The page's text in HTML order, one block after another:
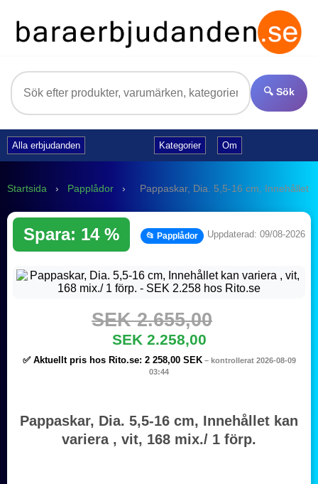
🔍 Sök
Alla erbjudanden Kategorier Om
Startsida › Papplådor › Pappaskar, Dia. 5,5-16 cm, Innehållet
Spara: 14 % 📂 Papplådor Uppdaterad: 09/08-2026
SEK 2.655,00
SEK 2.258,00
✅ Aktuellt pris hos Rito.se: 2 258,00 SEK– kontrollerat 2026-08-09
03:44
Pappaskar, Dia. 5,5-16 cm, Innehållet kan
variera , vit, 168 mix./ 1 förp.